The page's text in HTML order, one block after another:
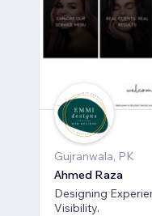
Gujranwala, PK
Ahmed Raza
Designing
Visibility.